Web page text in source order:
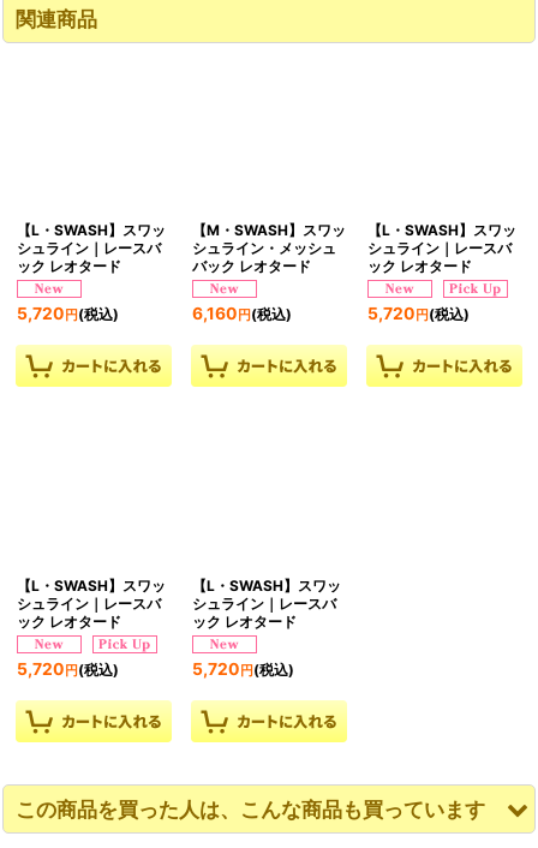
関連商品
【L・SWASH】スワッ
シュライン｜レースバ
ック レオタード
5,720 円 (税込)
【M・SWASH】スワッ
シュライン・メッシュ
バック レオタード
6,160 円(税込)
【L・SWASH】スワッ
シュライン｜レースバ
ック レオタード
5,720 円(税込)
【L・SWASH】スワッ
シュライン｜レースバ
ック レオタード
5,720 円 (税込)
【L・SWASH】スワッ
シュライン｜レースバ
ック レオタード
5,720 円(税込)
この商品を買った人は、こんな商品も買っています